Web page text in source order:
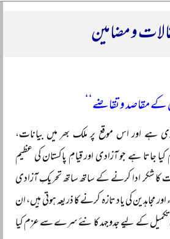
و مضامین
مقاصد و تقاضے‘‘
ہے اور اس موقع پر ملک بھر میں بیانات،
کیا جاتا ہے جو آزادی اور قیامِ پاکستان کی عظیم
شکر ادا کرنے کے ساتھ ساتھ تحریکِ آزادی
مجاہدین کی یاد تازہ کرنے کا ذریعہ ہوتی ہیں، ان
تکمیل کے لیے جدوجہد کا نئے سرے سے عزم کیا